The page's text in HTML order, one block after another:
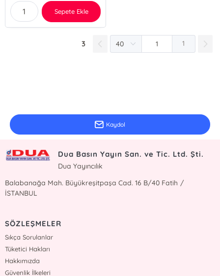
Sepete Ekle
3 1
Kaydol
Dua Basın Yayın San. ve Tic. Ltd. Şti.
Dua Yayıncılık
Balabanağa Mah. Büyükreşitpaşa Cad. 16 B/40 Fatih /
İSTANBUL
SÖZLEŞMELER
Sıkça Sorulanlar
Tüketici Hakları
Hakkımızda
Güvenlik İlkeleri